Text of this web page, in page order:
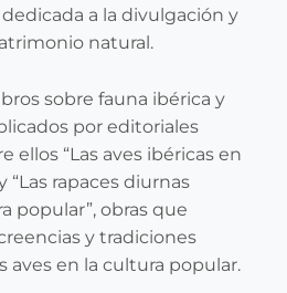
a la divulgación y
natural.
sobre fauna ibérica y
por editoriales
ellos “Las aves ibéricas en
“Las rapaces diurnas
popular”, obras que
y tradiciones
aves en la cultura popular.